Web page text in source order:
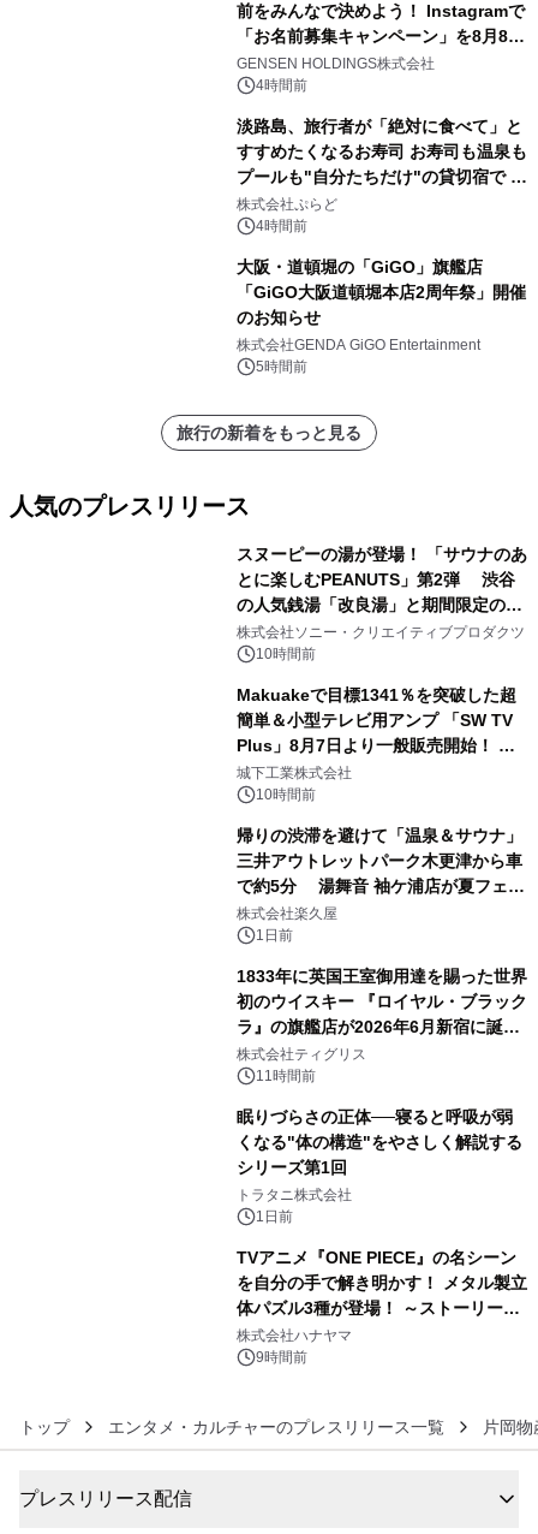
前をみんなで決めよう！ Instagramで
「お名前募集キャンペーン」を8月8日
(土)より開催
GENSEN HOLDINGS株式会社
4時間前
淡路島、旅行者が「絶対に食べて」と
すすめたくなるお寿司 お寿司も温泉も
プールも"自分たちだけ"の貸切宿で 1
日1組限定「岩屋温泉 絵島別庭 海と
森」の握り寿司プラン
株式会社ぷらど
4時間前
大阪・道頓堀の「GiGO」旗艦店
「GiGO大阪道頓堀本店2周年祭」開催
のお知らせ
株式会社GENDA GiGO Entertainment
5時間前
旅行の新着をもっと見る
人気のプレスリリース
スヌーピーの湯が登場！ 「サウナのあ
とに楽しむPEANUTS」第2弾 渋谷
の人気銭湯「改良湯」と期間限定のコ
ラボレーション サウナイキタイコラ
ボグッズも発売決定！
株式会社ソニー・クリエイティブプロダクツ
10時間前
Makuakeで目標1341％を突破した超
簡単＆小型テレビ用アンプ 「SW TV
Plus」8月7日より一般販売開始！ ケ
ーブル1本つなぐだけ、テレビの音が
ぐっと豊かに
城下工業株式会社
10時間前
帰りの渋滞を避けて「温泉＆サウナ」
三井アウトレットパーク木更津から車
で約5分 湯舞音 袖ケ浦店が夏フェア
メニューを提供
株式会社楽久屋
1日前
1833年に英国王室御用達を賜った世界
初のウイスキー 『ロイヤル・ブラック
ラ』の旗艦店が2026年6月新宿に誕
生 バカルディ ジャパンと連携した
没入型バー「BAR Arca」
株式会社ティグリス
11時間前
眠りづらさの正体──寝ると呼吸が弱
くなる"体の構造"をやさしく解説する
シリーズ第1回
トラタニ株式会社
1日前
TVアニメ『ONE PIECE』の名シーン
を自分の手で解き明かす！ メタル製立
体パズル3種が登場！ ～ストーリーと
ギミックが融合した 大人の体験型パズ
ルが8月7日(金)12時より先行予約受付
株式会社ハナヤマ
9時間前
トップ エンタメ・カルチャーのプレスリリース一覧 片岡
プレスリリース配信